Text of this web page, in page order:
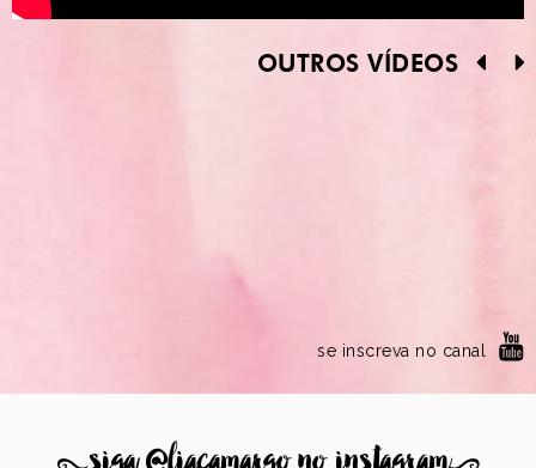
OUTROS VÍDEOS
se inscreva no canal